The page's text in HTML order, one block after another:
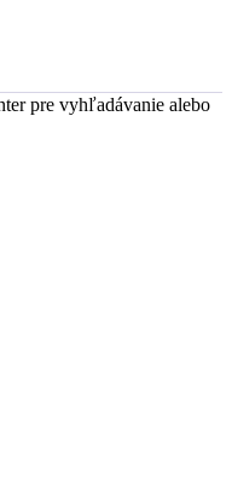
pre vyhľadávanie alebo